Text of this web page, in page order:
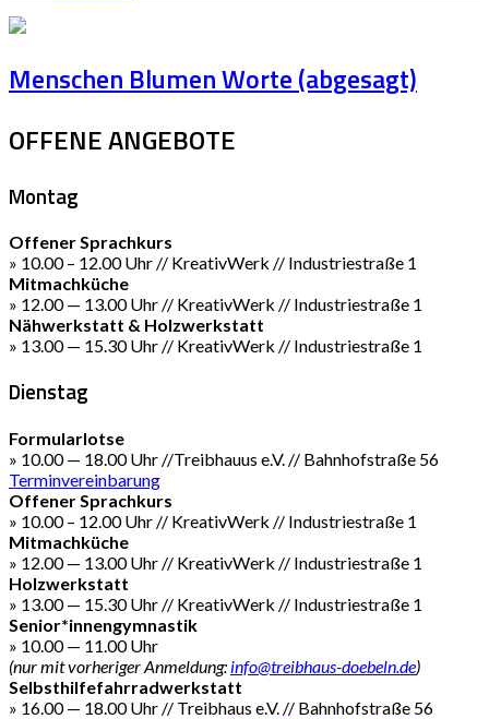
Menschen Blumen Worte (abgesagt)
OFFENE ANGEBOTE
Montag
Offener Sprachkurs
» 10.00 – 12.00 Uhr // KreativWerk // Industriestraße 1
Mitmachküche
» 12.00 — 13.00 Uhr // KreativWerk // Industriestraße 1
Nähwerkstatt & Holzwerkstatt
» 13.00 — 15.30 Uhr // KreativWerk // Industriestraße 1
Dienstag
Formularlotse
» 10.00 — 18.00 Uhr //Treibhauus e.V. // Bahnhofstraße 56
Terminvereinbarung
Offener Sprachkurs
» 10.00 – 12.00 Uhr // KreativWerk // Industriestraße 1
Mitmachküche
» 12.00 — 13.00 Uhr // KreativWerk // Industriestraße 1
Holzwerkstatt
» 13.00 — 15.30 Uhr // KreativWerk // Industriestraße 1
Senior*innengymnastik
» 10.00 — 11.00 Uhr
(nur mit vorheriger Anmeldung: info@treibhaus-doebeln.de)
Selbsthilfefahrradwerkstatt
» 16.00 — 18.00 Uhr // Treibhaus e.V. // Bahnhofstraße 56